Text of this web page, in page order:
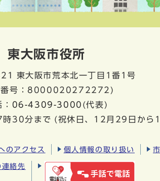
東大阪市役所
東大阪市荒本北一丁目1番1号
番号：8000020272272)
06-4309-3000 (代表)
時30分まで (祝休日、12月29日から
のアクセス 個人情報の取り扱い
絡先